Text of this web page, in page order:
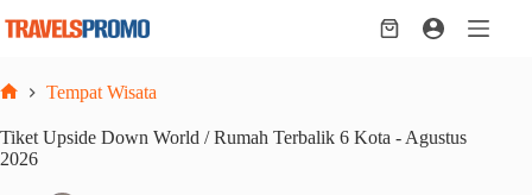
Shopping
Tempat Wisata
Tiket Upside Down World / Rumah Terbalik 6 Kota - Agustus
2026